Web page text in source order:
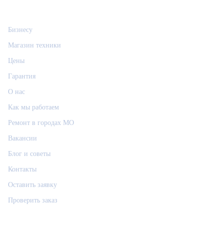
Бизнесу
Магазин техники
Цены
Гарантия
О нас
Как мы работаем
Ремонт в городах МО
Вакансии
Блог и советы
Контакты
Оставить заявку
Проверить заказ